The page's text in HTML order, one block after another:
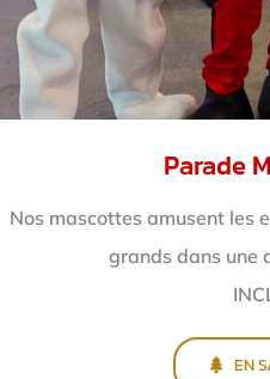
Parade
Nos mascottes amusent les
grands dans une
EN